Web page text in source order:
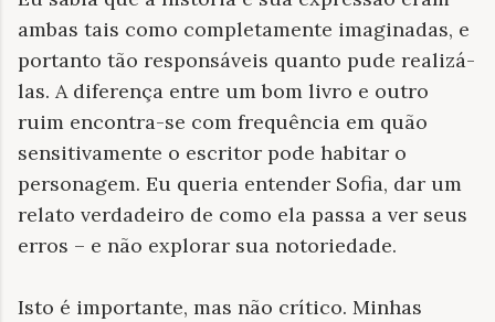
ambas tais como completamente imaginadas, e
portanto tão responsáveis quanto pude realizá-
las. A diferença entre um bom livro e outro
ruim encontra-se com frequência em quão
sensitivamente o escritor pode habitar o
personagem. Eu queria entender Sofia, dar um
relato verdadeiro de como ela passa a ver seus
erros – e não explorar sua notoriedade.
Isto é importante, mas não crítico. Minhas